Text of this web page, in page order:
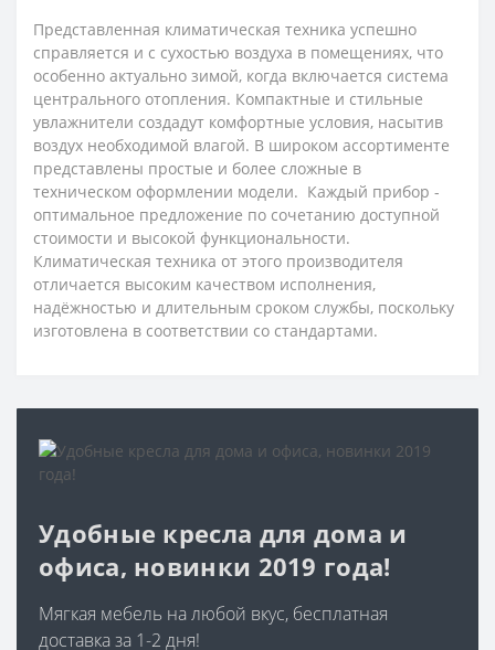
Представленная климатическая техника успешно
справляется и с сухостью воздуха в помещениях, что
особенно актуально зимой, когда включается система
центрального отопления. Компактные и стильные
увлажнители создадут комфортные условия, насытив
воздух необходимой влагой. В широком ассортименте
представлены простые и более сложные в
техническом оформлении модели. Каждый прибор -
оптимальное предложение по сочетанию доступной
стоимости и высокой функциональности.
Климатическая техника от этого производителя
отличается высоким качеством исполнения,
надёжностью и длительным сроком службы, поскольку
изготовлена в соответствии со стандартами.
Удобные кресла для дома и
офиса, новинки 2019 года!
Мягкая мебель на любой вкус, бесплатная
доставка за 1-2 дня!